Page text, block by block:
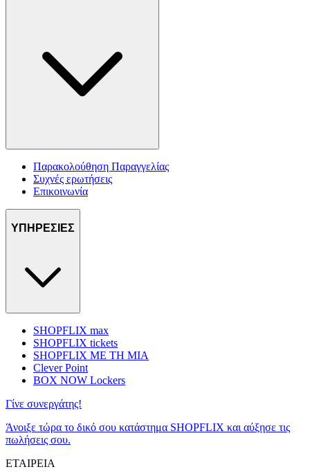
Παρακολούθηση Παραγγελίας
Συχνές ερωτήσεις
Επικοινωνία
ΥΠΗΡΕΣΙΕΣ
SHOPFLIX max
SHOPFLIX tickets
SHOPFLIX ΜΕ ΤΗ ΜΙΑ
Clever Point
BOX NOW Lockers
Γίνε συνεργάτης!
Άνοιξε τώρα το δικό σου κατάστημα SHOPFLIX και αύξησε τις
πωλήσεις σου.
ΕΤΑΙΡΕΙΑ